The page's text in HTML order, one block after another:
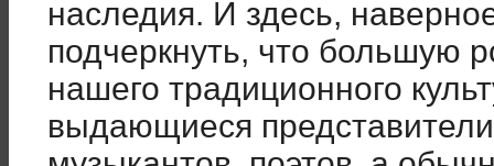
наследия. И здесь,
подчеркнуть, что большую
нашего традиционного
выдающиеся